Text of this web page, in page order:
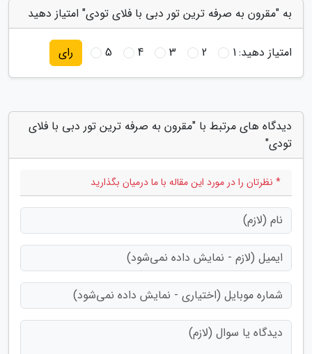
به "مقرون به صرفه ترین تور دبی با فلای تودی" امتیاز دهید
امتیاز دهید:1
2
3
4
5 رای
دیدگاه های مرتبط با "مقرون به صرفه ترین تور دبی با فلای
تودی"
* نظرتان را در مورد این مقاله با ما درمیان بگذارید